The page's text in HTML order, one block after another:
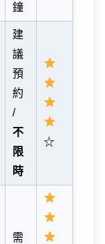
鐘
建
議
預
約
/
不
限
時
☆
需